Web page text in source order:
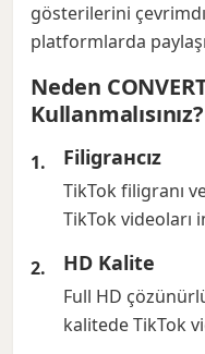
gösterilerini
platformlarda
Neden
Kullanmalısınız?
Filigrансız
TikTok filigranı
TikTok videoları
HD Kalite
Full HD
kalitede TikTok